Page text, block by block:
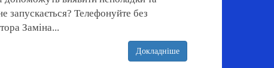
запускається? Телефонуйте без
Заміна...
Докладніше